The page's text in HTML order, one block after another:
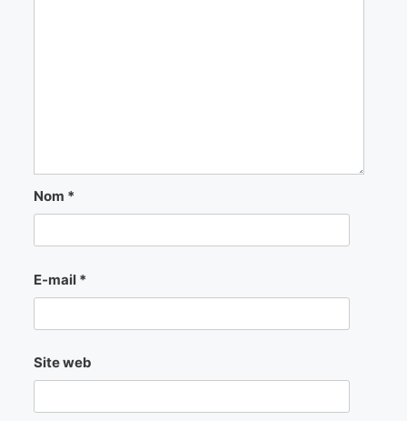
Nom *
E-mail *
Site web